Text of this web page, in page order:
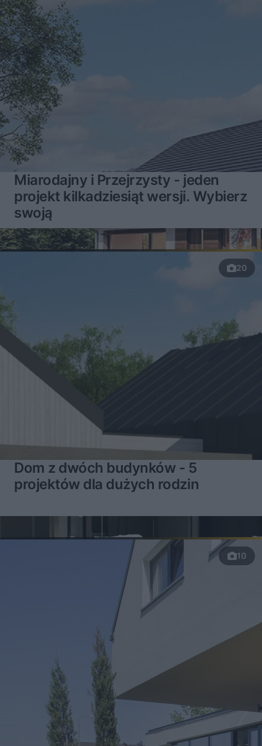
Miarodajny i Przejrzysty - jeden
projekt kilkadziesiąt wersji. Wybierz
swoją
20
Dom z dwóch budynków - 5
projektów dla dużych rodzin
10